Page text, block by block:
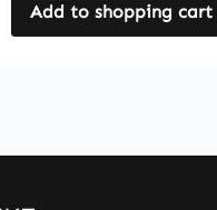
Add to shopping cart